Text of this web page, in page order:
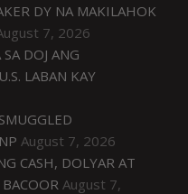
DY NA MAKILAHOK
7, 2026
DOJ ANG
LABAN KAY
August 7, 2026
CASH, DOLYAR AT
August 7,